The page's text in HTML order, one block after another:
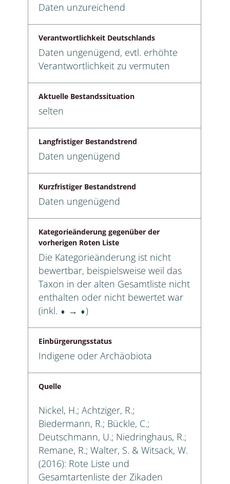
Daten unzureichend
Verantwortlichkeit Deutschlands
Daten ungenügend, evtl. erhöhte
Verantwortlichkeit zu vermuten
Aktuelle Bestandssituation
selten
Langfristiger Bestandstrend
Daten ungenügend
Kurzfristiger Bestandstrend
Daten ungenügend
Kategorieänderung gegenüber der
vorherigen Roten Liste
Die Kategorieänderung ist nicht
bewertbar, beispielsweise weil das
Taxon in der alten Gesamtliste nicht
enthalten oder nicht bewertet war
(inkl. ⬧ → ⬧)
Einbürgerungsstatus
Indigene oder Archäobiota
Quelle
Nickel, H.; Achtziger, R.;
Biedermann, R.; Bückle, C.;
Deutschmann, U.; Niedringhaus, R.;
Remane, R.; Walter, S. & Witsack, W.
(2016): Rote Liste und
Gesamtartenliste der Zikaden